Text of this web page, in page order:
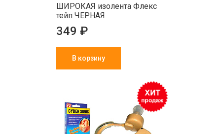
ШИРОКАЯ изолента Флекс
тейп ЧЕРНАЯ
349 ₽
В корзину